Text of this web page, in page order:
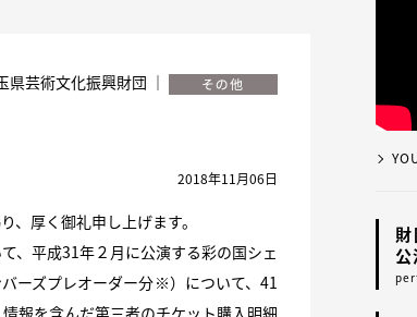
県芸術文化振興財団 ｜
2018年11月06日
、厚く御礼申し上げます。
、平成31年２月に公演する彩の国シェ
ーズプレオーダー分※）について、41
報を含んだ第三者のチケット購入明細
公